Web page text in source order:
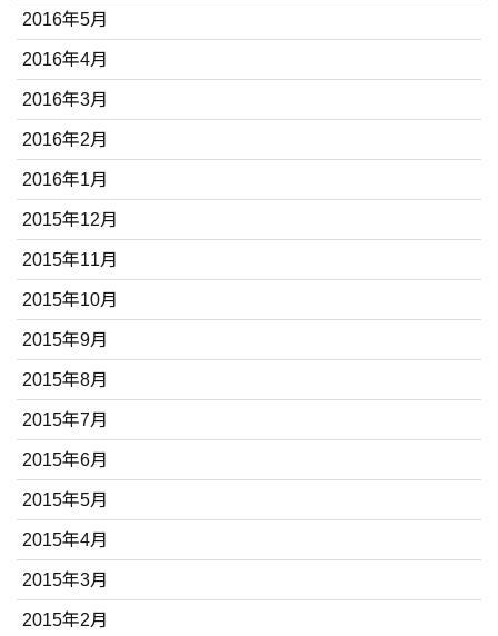
2016年5月
2016年4月
2016年3月
2016年2月
2016年1月
2015年12月
2015年11月
2015年10月
2015年9月
2015年8月
2015年7月
2015年6月
2015年5月
2015年4月
2015年3月
2015年2月